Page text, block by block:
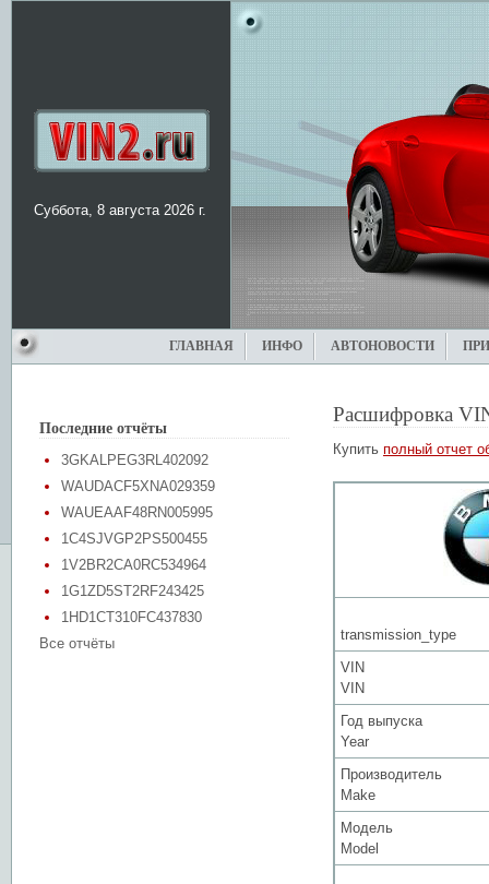
Суббота, 8 августа 2026 г.
ГЛАВНАЯ ИНФО АВТОНОВОСТИ
Последние отчёты
3GKALPEG3RL402092
WAUDACF5XNA029359
WAUEAAF48RN005995
1C4SJVGP2PS500455
1V2BR2CA0RC534964
1G1ZD5ST2RF243425
1HD1CT310FC437830
Все отчёты
Расшифровка
Купить полный отчет
transmission_type
VIN
VIN
Год выпуска
Year
Производитель
Make
Модель
Model